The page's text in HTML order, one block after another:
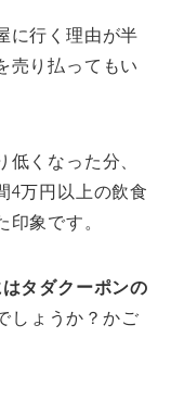
に行く理由が半
売り払ってもい
くなった分、
4万円以上の飲食
象です。
タダクーポンの
しょうか？かご